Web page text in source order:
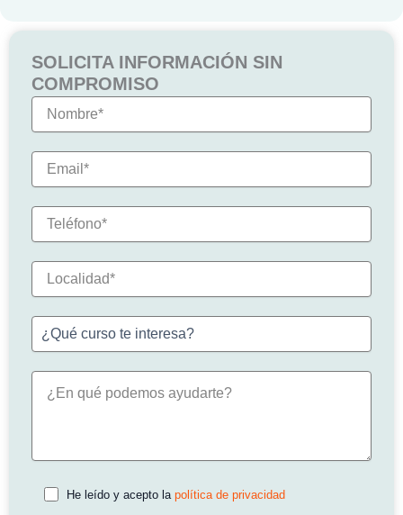
SOLICITA INFORMACIÓN SIN
COMPROMISO
He leído y acepto lapolítica de privacidad